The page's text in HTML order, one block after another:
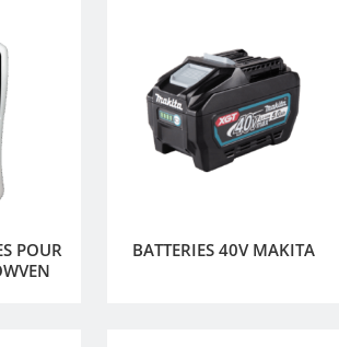
POUR
BATTERIES 40V MAKITA